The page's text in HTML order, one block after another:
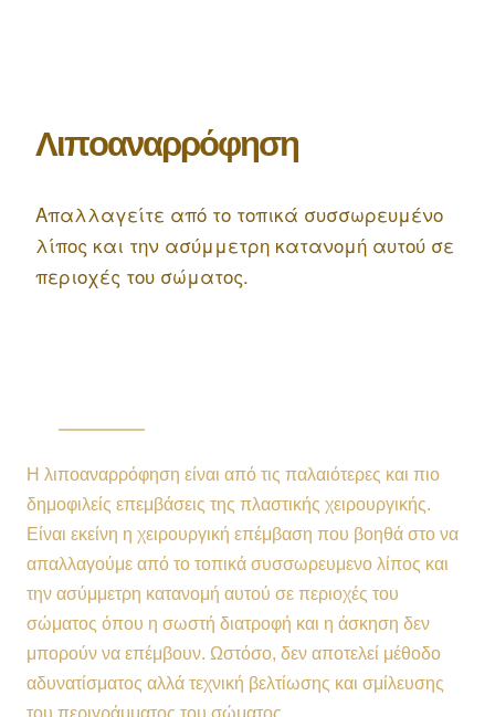
Λιποαναρρόφηση
Απαλλαγείτε από το τοπικά συσσωρευμένο
λίπος και την ασύμμετρη κατανομή αυτού σε
περιοχές του σώματος.
Η λιποαναρρόφηση είναι από τις παλαιότερες και πιο
δημοφιλείς επεμβάσεις της πλαστικής χειρουργικής.
Είναι εκείνη η χειρουργική επέμβαση που βοηθά στο να
απαλλαγούμε από το τοπικά συσσωρευμενο λίπος και
την ασύμμετρη κατανομή αυτού σε περιοχές του
σώματος όπου η σωστή διατροφή και η άσκηση δεν
μπορούν να επέμβουν. Ωστόσο, δεν αποτελεί μέθοδο
αδυνατίσματος αλλά τεχνική βελτίωσης και σμίλευσης
του περιγράμματος του σώματος.